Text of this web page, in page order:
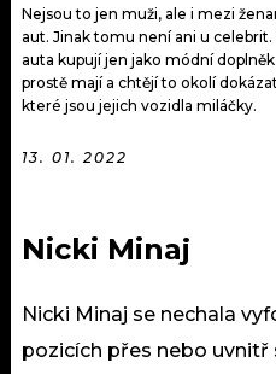
Nejsou to jen muži, ale i mezi
aut. Jinak tomu není ani u
auta kupují jen jako módní
prostě mají a chtějí to okolí
které jsou jejich vozidla miláčky.
13. 01. 2022
Nicki Minaj
Nicki Minaj se nechala
pozicích přes nebo uvnitř